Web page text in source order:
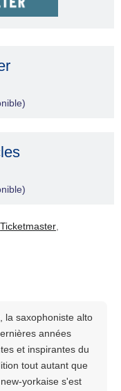
Ticketmaster
la saxophoniste alto
années
et inspirantes du
tout autant que
yorkaise s'est